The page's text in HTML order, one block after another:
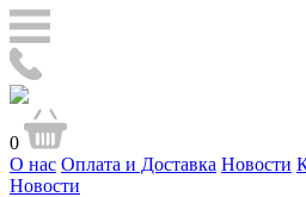
0
О нас Оплата и Доставка Новости
Новости